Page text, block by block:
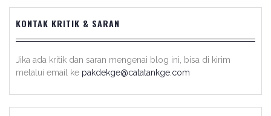
KONTAK KRITIK & SARAN
Jika ada kritik dan saran mengenai blog ini, bisa di kirim
melalui email ke pakdekge@catatankge.com